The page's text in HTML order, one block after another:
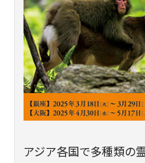
アジア各国で多種類の